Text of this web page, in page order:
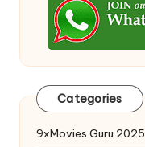
Categories
9xMovies Guru 2025